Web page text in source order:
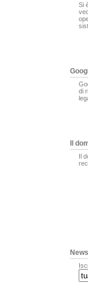
Si
di
Il
Il